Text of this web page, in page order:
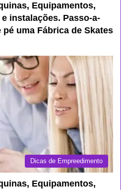
Equipamentos,
instalações. Passo-a-
uma Fábrica de Skates
Dicas de Empreedimento
Equipamentos,